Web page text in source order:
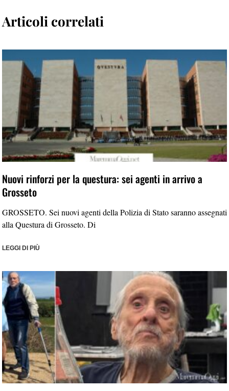
Articoli correlati
Nuovi rinforzi per la questura: sei agenti in arrivo a
Grosseto
GROSSETO. Sei nuovi agenti della Polizia di Stato saranno assegnati
alla Questura di Grosseto. Di
LEGGI DI PIÙ